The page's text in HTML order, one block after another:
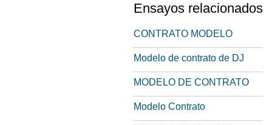
Ensayos relacionados
CONTRATO MODELO
Modelo de contrato de DJ
MODELO DE CONTRATO
Modelo Contrato